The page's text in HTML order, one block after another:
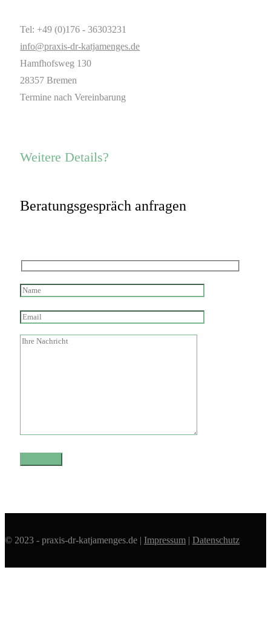
Tel: +49 (0)176 - 36303231
info@praxis-dr-katjamenges.de
Hamfhofsweg 130
28357 Bremen
Termine nach Vereinbarung
Weitere Details?
Beratungsgespräch anfragen
© 2023 - praxis-dr-katjamenges.de | Impressum | Datenschutz